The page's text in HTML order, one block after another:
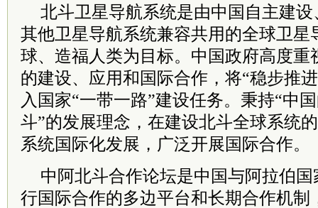
北斗卫星导航系统是由中国自主建
其他卫星导航系统兼容共用的全球卫星
球、造福人类为目标。中国政府高度重
的建设、应用和国际合作，将“稳步推
入国家“一带一路”建设任务。秉持“中
斗”的发展理念，在建设北斗全球系统
系统国际化发展，广泛开展国际合作。
中阿北斗合作论坛是中国与阿拉伯
行国际合作的多边平台和长期合作机制